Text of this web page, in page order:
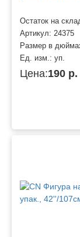
Остаток на
Артикул: 24375
Размер в
Ед. изм.: уп.
Цена:190 р.